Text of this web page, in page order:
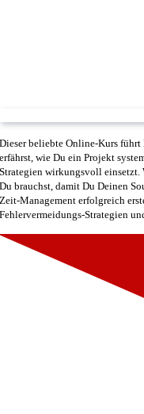
Dieser beliebte Online-Kurs
erfährst, wie Du ein Projekt
Strategien wirkungsvoll einsetzt.
Du brauchst, damit Du Deinen
Zeit-Management erfolgreich
Fehlervermeidungs-Strategien